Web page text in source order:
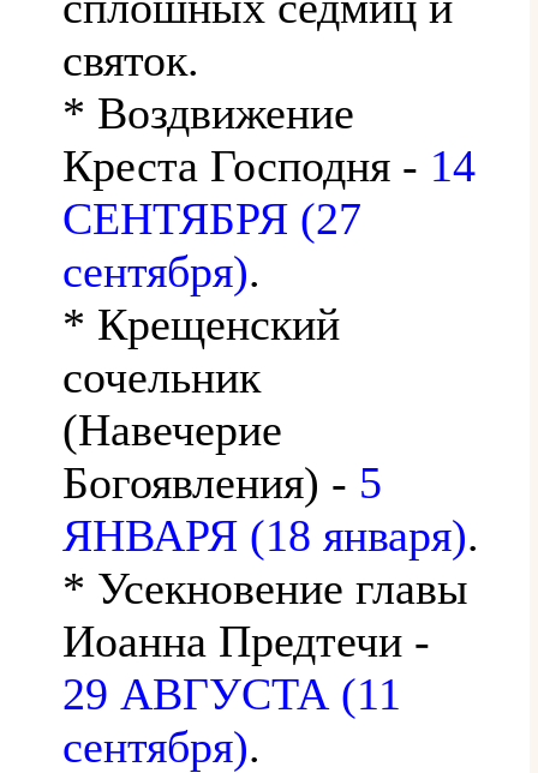
святок.
* Воздвижение
Креста Господня - 14
СЕНТЯБРЯ (27
сентября).
* Крещенский
сочельник
(Навечерие
Богоявления) - 5
ЯНВАРЯ (18 января).
* Усекновение главы
Иоанна Предтечи -
29 АВГУСТА (11
сентября).